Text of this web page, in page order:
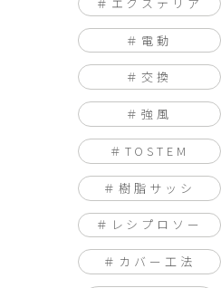
電動
交換
強風
TOSTEM
樹脂サッシ
レシプロソー
カバー工法